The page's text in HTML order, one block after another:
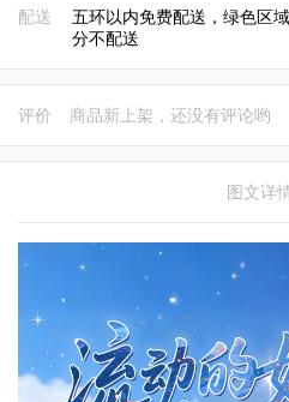
配送
五环以内免费配送，绿色区
分不配送
评价 商品新上架，还没有评论哟
图文详